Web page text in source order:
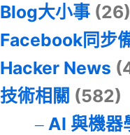
Blog大小事 (26)
Facebook同步
Hacker News
技術相關 (582)
AI 與機器